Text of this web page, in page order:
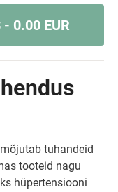
- 0.00 EUR
tuhandeid
tooteid nagu
hüpertensiooni